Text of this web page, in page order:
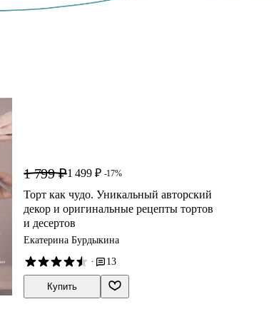
1 799 ₽1 499 ₽ -17%
Торт как чудо. Уникальный авторский
декор и оригинальные рецепты тортов
и десертов
Екатерина Бурдыкина
·
13
Купить